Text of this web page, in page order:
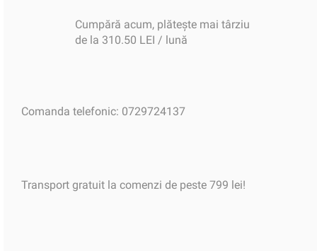
Cumpără acum, plătește mai târziu
de la 310.50 LEI / lună
Comanda telefonic: 0729724137
Transport gratuit la comenzi de peste 799 lei!